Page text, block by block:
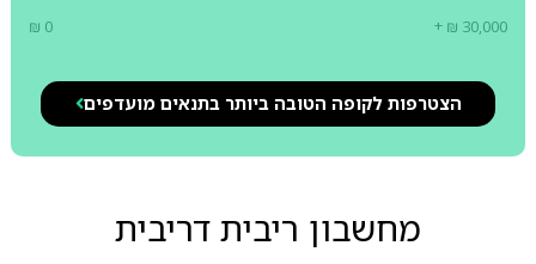
₪ 0 + ₪ 30,000
הצטרפות לקופה הטובה ביותר בתנאים מועדפים
מחשבון ריבית דריבית